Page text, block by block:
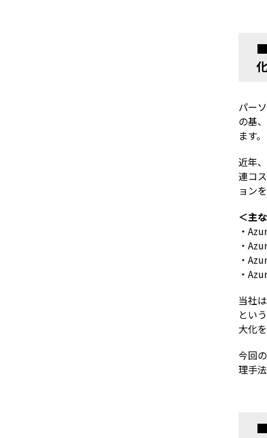
パー
の基
ます。
近年
連コ
ョン
＜主
・
・
・
・
当社
とい
大化
今回
理手